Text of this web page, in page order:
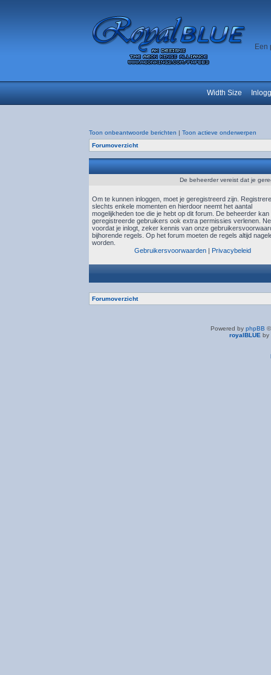
Een
Width Size
Toon onbeantwoorde berichten | Toon actieve onderwerpen
Forumoverzicht
De beheerder vereist dat je
Om te kunnen inloggen, moet je geregistreerd zijn.
slechts enkele momenten en hierdoor neemt het aantal
mogelijkheden toe die je hebt op dit forum. De beheerder kan
geregistreerde gebruikers ook extra permissies verlenen.
voordat je inlogt, zeker kennis van onze
bijhorende regels. Op het forum moeten de regels altijd
worden.
Gebruikersvoorwaarden | Privacybeleid
Forumoverzicht
Powered by phpBB
royalBLUE by